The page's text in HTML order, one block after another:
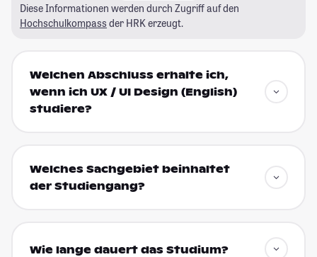
Diese Informationen werden durch Zugriff auf den
Hochschulkompass der HRK erzeugt.
Welchen Abschluss erhalte ich,
wenn ich UX / UI Design (English)
studiere?
Welches Sachgebiet beinhaltet
der Studiengang?
Wie lange dauert das Studium?